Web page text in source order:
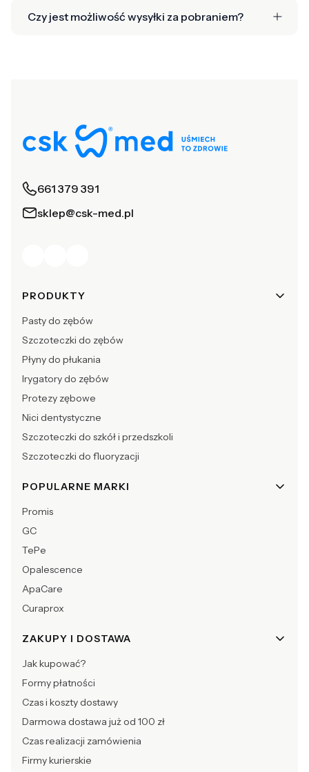
Czy jest możliwość wysyłki za pobraniem?
661 379 391
sklep@csk-med.pl
Linki w stopce
PRODUKTY
Pasty do zębów
Szczoteczki do zębów
Płyny do płukania
Irygatory do zębów
Protezy zębowe
Nici dentystyczne
Szczoteczki do szkół i przedszkoli
Szczoteczki do fluoryzacji
POPULARNE MARKI
Promis
GC
TePe
Opalescence
ApaCare
Curaprox
ZAKUPY I DOSTAWA
Jak kupować?
Formy płatności
Czas i koszty dostawy
Darmowa dostawa już od 100 zł
Czas realizacji zamówienia
Firmy kurierskie